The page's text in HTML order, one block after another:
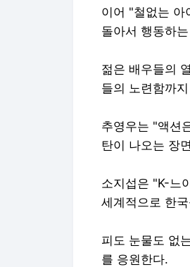
이어 "철없는 아
돌아서 행동하
젊은 배우들의
들의 노련함까
추영우는 "액션
탄이 나오는 장
소지섭은 "K-느
세계적으로 한
피도 눈물도 없
를 응원한다.